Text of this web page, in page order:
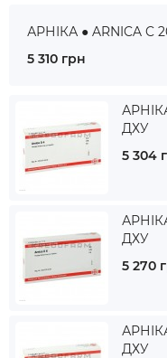
АРНІКА ● ARNICA C
5 310 грн
ДХУ
5 304
ДХУ
5 270
ДХУ